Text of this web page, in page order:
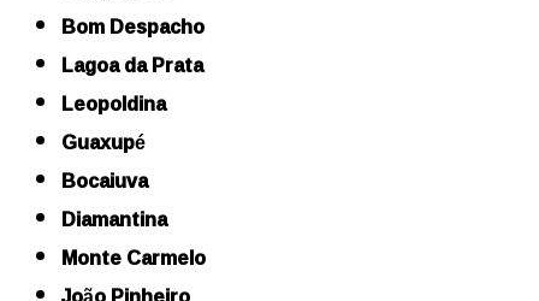
Bom Despacho
Lagoa da Prata
Leopoldina
Guaxupé
Bocaiuva
Diamantina
Monte Carmelo